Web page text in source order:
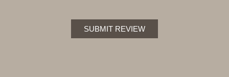
SUBMIT REVIEW